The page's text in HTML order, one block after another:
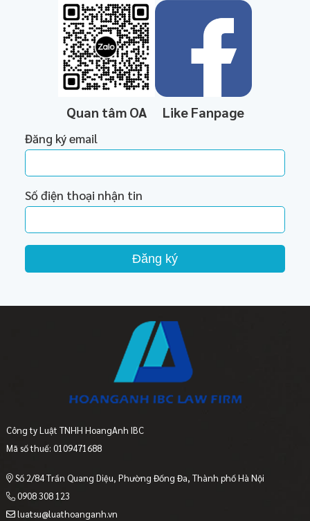
Quan tâm OA Like Fanpage
Đăng ký email
Số điện thoại nhận tin
Đăng ký
Công ty Luật TNHH HoangAnh IBC
Mã số thuế: 0109471688
Số 2/84 Trần Quang Diệu, Phường Đống Đa, Thành phố Hà Nội
0908 308 123
luatsu@luathoanganh.vn